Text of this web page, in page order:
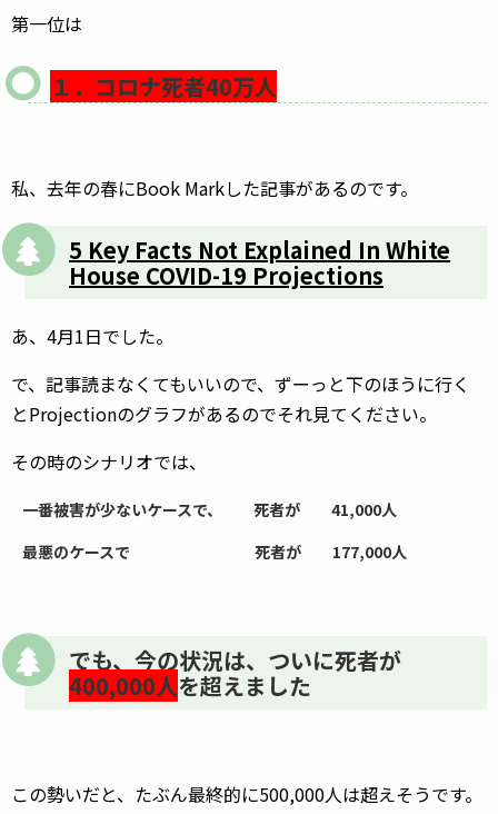
第一位は
１．コロナ死者40万人
私、去年の春にBook Markした記事があるのです。
5 Key Facts Not Explained In White
House COVID-19 Projections
あ、4月1日でした。
で、記事読まなくてもいいので、ずーっと下のほうに行く
とProjectionのグラフがあるのでそれ見てください。
その時のシナリオでは、
一番被害が少ないケースで、 死者が 41,000人
最悪のケースで 死者が 177,000人
でも、今の状況は、ついに死者が
400,000人を超えました
この勢いだと、たぶん最終的に500,000人は超えそうです。